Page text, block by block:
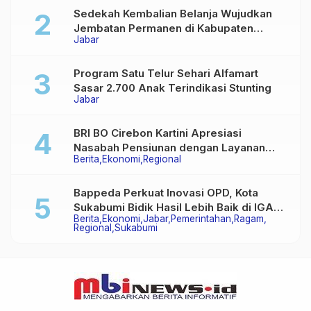
Jabar
Sedekah Kembalian Belanja Wujudkan
Jembatan Permanen di Kabupaten
Sukabumi
Jabar
Program Satu Telur Sehari Alfamart
Sasar 2.700 Anak Terindikasi Stunting
Berita Ekonomi Regional
BRI BO Cirebon Kartini Apresiasi
Nasabah Pensiunan dengan Layanan
Terpadu, Literasi Keuangan hingga
Berita Ekonomi Jabar Pemerintahan Ragam
Regional Sukabumi
Bappeda Perkuat Inovasi OPD, Kota
Sukabumi Bidik Hasil Lebih Baik di IGA
2026